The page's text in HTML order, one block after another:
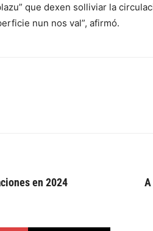
que dexen solliviar la
nun nos val”, afirmó.
en 2024
A